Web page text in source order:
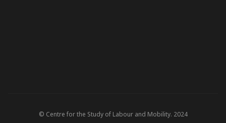
© Centre for the Study of Labour and Mobility. 2024